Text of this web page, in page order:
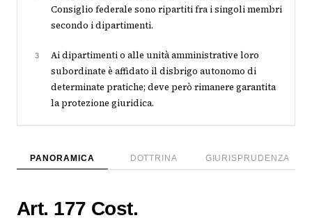
Consiglio federale sono ripartiti fra i singoli membri
secondo i dipartimenti.
3
Ai dipartimenti o alle unità amministrative loro
subordinate è affidato il disbrigo autonomo di
determinate pratiche; deve però rimanere garantita
la protezione giuridica.
PANORAMICA DOTTRINA GIURISPRUDENZA
Art. 177 Cost.